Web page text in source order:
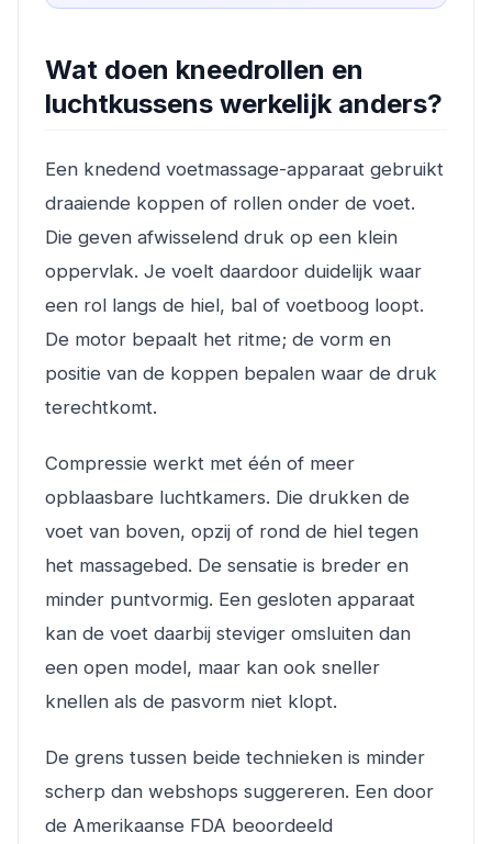
Wat doen kneedrollen en
luchtkussens werkelijk anders?
Een knedend voetmassage-apparaat gebruikt
draaiende koppen of rollen onder de voet.
Die geven afwisselend druk op een klein
oppervlak. Je voelt daardoor duidelijk waar
een rol langs de hiel, bal of voetboog loopt.
De motor bepaalt het ritme; de vorm en
positie van de koppen bepalen waar de druk
terechtkomt.
Compressie werkt met één of meer
opblaasbare luchtkamers. Die drukken de
voet van boven, opzij of rond de hiel tegen
het massagebed. De sensatie is breder en
minder puntvormig. Een gesloten apparaat
kan de voet daarbij steviger omsluiten dan
een open model, maar kan ook sneller
knellen als de pasvorm niet klopt.
De grens tussen beide technieken is minder
scherp dan webshops suggereren. Een door
de Amerikaanse FDA beoordeeld